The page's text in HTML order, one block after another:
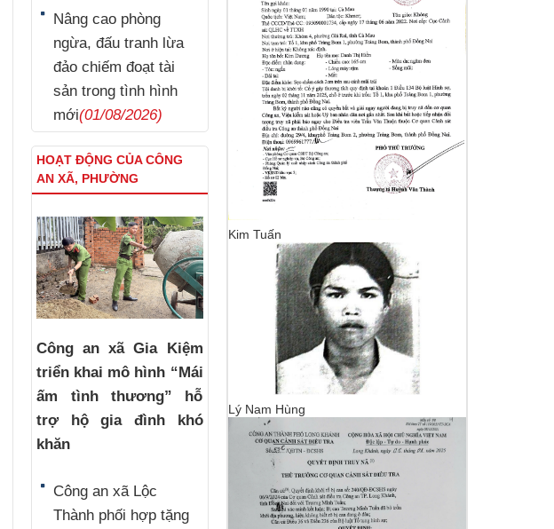
Nâng cao phòng
ngừa, đấu tranh lừa
đảo chiếm đoạt tài
sản trong tình hình
mới(01/08/2026)
HOẠT ĐỘNG CỦA CÔNG
AN XÃ, PHƯỜNG
Công an xã Gia Kiệm
triển khai mô hình “Mái
ấm tình thương” hỗ
trợ hộ gia đình khó
khăn
Công an xã Lộc
Thành phối hợp tặng
Kim Tuấn
Lý Nam Hùng